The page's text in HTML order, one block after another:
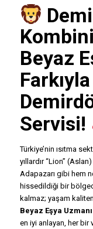
Beyaz
Servisi!
Türkiye’nin ısıtma
yıllardır “Lion”
Adapazarı gibi hem
hissedildiği bir
kalmaz; yaşam
Beyaz Eşya Uzmanı
en iyi anlayan, her